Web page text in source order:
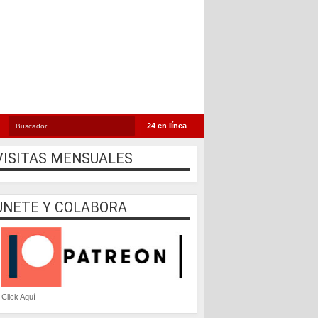
24 en línea
MENSUALES
Y COLABORA
Click Aquí